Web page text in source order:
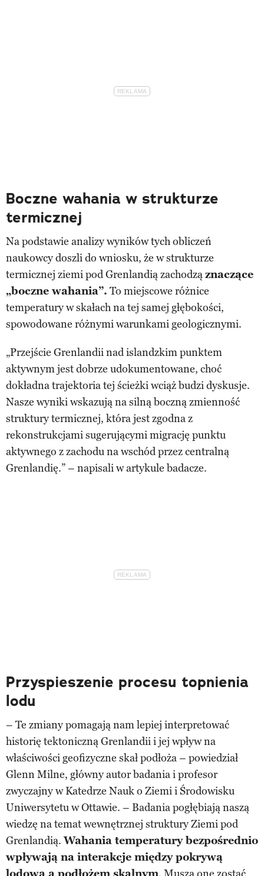
Boczne wahania w strukturze
termicznej
Na podstawie analizy wyników tych obliczeń
naukowcy doszli do wniosku, że w strukturze
termicznej ziemi pod Grenlandią zachodząznaczące
„boczne wahania”. To miejscowe różnice
temperatury w skałach na tej samej głębokości,
spowodowane różnymi warunkami geologicznymi.
„Przejście Grenlandii nad islandzkim punktem
aktywnym jest dobrze udokumentowane, choć
dokładna trajektoria tej ścieżki wciąż budzi dyskusje.
Nasze wyniki wskazują na silną boczną zmienność
struktury termicznej, która jest zgodna z
rekonstrukcjami sugerującymi migrację punktu
aktywnego z zachodu na wschód przez centralną
Grenlandię.” – napisali w artykule badacze.
Przyspieszenie procesu topnienia
lodu
– Te zmiany pomagają nam lepiej interpretować
historię tektoniczną Grenlandii i jej wpływ na
właściwości geofizyczne skał podłoża – powiedział
Glenn Milne, główny autor badania i profesor
zwyczajny w Katedrze Nauk o Ziemi i Środowisku
Uniwersytetu w Ottawie. – Badania pogłębiają naszą
wiedzę na temat wewnętrznej struktury Ziemi pod
Grenlandią.Wahania temperatury bezpośrednio
wpływają na interakcje między pokrywą